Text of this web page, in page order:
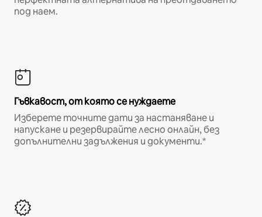
под наем.
Гъвкавост, от която се нуждаете
Изберете точните дати за настаняване и
напускане и резервирайте лесно онлайн, без
допълнителни задължения и документи.*